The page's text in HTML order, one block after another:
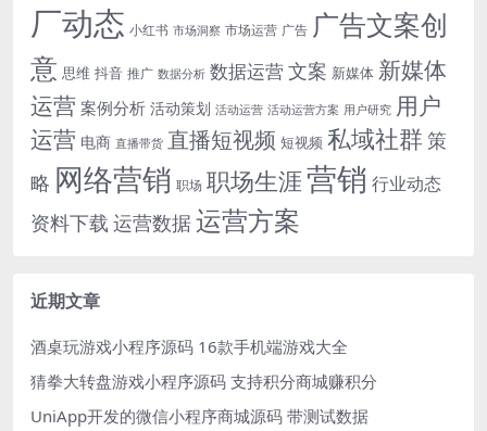
厂动态 小红书 市场洞察 市场运营 广告 广告文案创
意 思维 抖音 推广 数据分析 数据运营文案 新媒体 新媒体
运营 案例分析 活动策划 活动运营 活动运营方案 用户研究 用户
运营 电商 直播带货 直播短视频 短视频 私域社群 策
略 网络营销 职场 职场生涯营销 行业动态
资料下载 运营数据运营方案
近期文章
酒桌玩游戏小程序源码 16款手机端游戏大全
猜拳大转盘游戏小程序源码 支持积分商城赚积分
UniApp开发的微信小程序商城源码 带测试数据